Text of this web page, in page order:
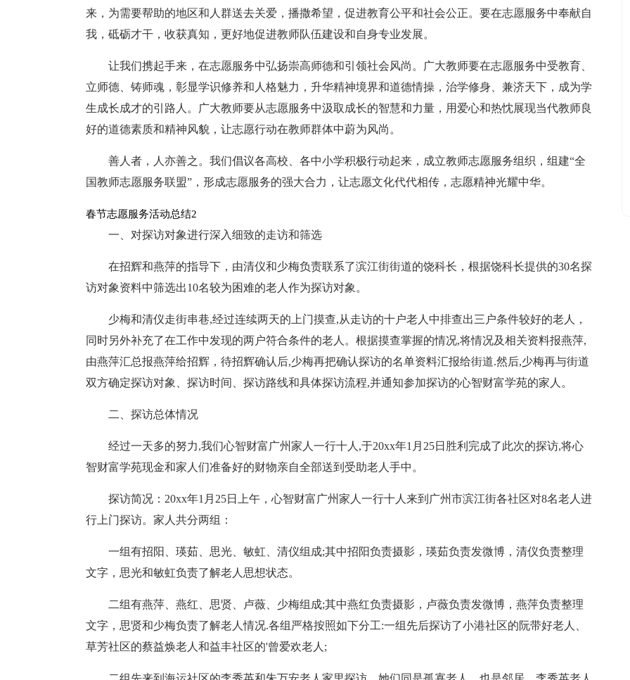
来，为需要帮助的地区和人群送去关爱，播撒希望，促进教育公平和社会公正。要在志愿服务中奉献自
我，砥砺才干，收获真知，更好地促进教师队伍建设和自身专业发展。
让我们携起手来，在志愿服务中弘扬崇高师德和引领社会风尚。广大教师要在志愿服务中受教育、
立师德、铸师魂，彰显学识修养和人格魅力，升华精神境界和道德情操，治学修身、兼济天下，成为学
生成长成才的引路人。广大教师要从志愿服务中汲取成长的智慧和力量，用爱心和热忱展现当代教师良
好的道德素质和精神风貌，让志愿行动在教师群体中蔚为风尚。
善人者，人亦善之。我们倡议各高校、各中小学积极行动起来，成立教师志愿服务组织，组建“全
国教师志愿服务联盟”，形成志愿服务的强大合力，让志愿文化代代相传，志愿精神光耀中华。
春节志愿服务活动总结2
一、对探访对象进行深入细致的走访和筛选
在招辉和燕萍的指导下，由清仪和少梅负责联系了滨江街街道的饶科长，根据饶科长提供的30名探
访对象资料中筛选出10名较为困难的老人作为探访对象。
少梅和清仪走街串巷,经过连续两天的上门摸查,从走访的十户老人中排查出三户条件较好的老人，
同时另外补充了在工作中发现的两户符合条件的老人。根据摸查掌握的情况,将情况及相关资料报燕萍,
由燕萍汇总报燕萍给招辉，待招辉确认后,少梅再把确认探访的名单资料汇报给街道.然后,少梅再与街道
双方确定探访对象、探访时间、探访路线和具体探访流程,并通知参加探访的心智财富学苑的家人。
二、探访总体情况
经过一天多的努力,我们心智财富广州家人一行十人,于20xx年1月25日胜利完成了此次的探访,将心
智财富学苑现金和家人们准备好的财物亲自全部送到受助老人手中。
探访简况：20xx年1月25日上午，心智财富广州家人一行十人来到广州市滨江街各社区对8名老人进
行上门探访。家人共分两组：
一组有招阳、瑛茹、思光、敏虹、清仪组成;其中招阳负责摄影，瑛茹负责发微博，清仪负责整理
文字，思光和敏虹负责了解老人思想状态。
二组有燕萍、燕红、思贤、卢薇、少梅组成;其中燕红负责摄影，卢薇负责发微博，燕萍负责整理
文字，思贤和少梅负责了解老人情况.各组严格按照如下分工:一组先后探访了小港社区的阮带好老人、
草芳社区的蔡益焕老人和益丰社区的'曾爱欢老人;